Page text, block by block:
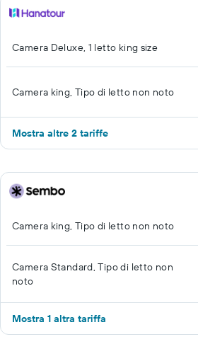
Camera Deluxe, 1 letto king size
Camera king, Tipo di letto non noto
Mostra altre 2 tariffe
Camera king, Tipo di letto non noto
Camera Standard, Tipo di letto non
noto
Mostra 1 altra tariffa